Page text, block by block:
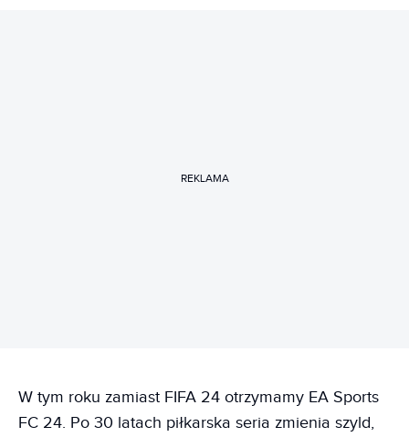
REKLAMA
W tym roku zamiast FIFA 24 otrzymamy EA Sports
FC 24. Po 30 latach piłkarska seria zmienia szyld,